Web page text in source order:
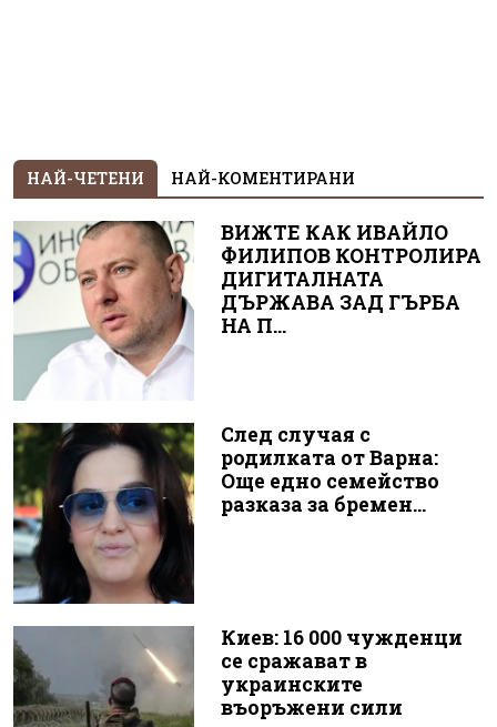
НАЙ-ЧЕТЕНИ НАЙ-КОМЕНТИРАНИ
ВИЖТЕ КАК ИВАЙЛО
ФИЛИПОВ КОНТРОЛИРА
ДИГИТАЛНАТА
ДЪРЖАВА ЗАД ГЪРБА
НА П...
След случая с
родилката от Варна:
Още едно семейство
разказа за бремен...
Киев: 16 000 чужденци
се сражават в
украинските
въоръжени сили